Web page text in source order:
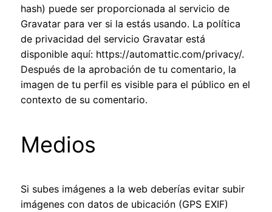
hash) puede ser proporcionada al servicio de
Gravatar para ver si la estás usando. La política
de privacidad del servicio Gravatar está
disponible aquí: https://automattic.com/privacy/.
Después de la aprobación de tu comentario, la
imagen de tu perfil es visible para el público en el
contexto de su comentario.
Medios
Si subes imágenes a la web deberías evitar subir
imágenes con datos de ubicación (GPS EXIF)